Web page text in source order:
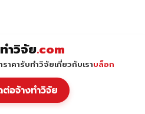
ำวิจัย.com
ราคารับทำวิจัยเกี่ยวกับเราบล็อก
อจ้างทำวิจัย